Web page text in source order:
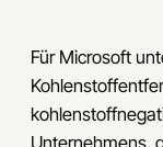
Für Microsoft
Unternehmens,